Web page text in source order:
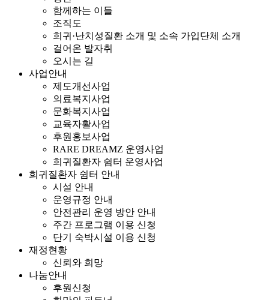
함께하는 이들
조직도
희귀·난치성질환 소개 및 소속 가입단체 소개
걸어온 발자취
오시는 길
사업안내
제도개선사업
의료복지사업
문화복지사업
교육자활사업
후원홍보사업
RARE DREAMZ 운영사업
희귀질환자 쉼터 운영사업
희귀질환자 쉼터 안내
시설 안내
운영규정 안내
안전관리 운영 방안 안내
주간 프로그램 이용 신청
단기 숙박시설 이용 신청
재정현황
신뢰와 희망
나눔안내
후원신청